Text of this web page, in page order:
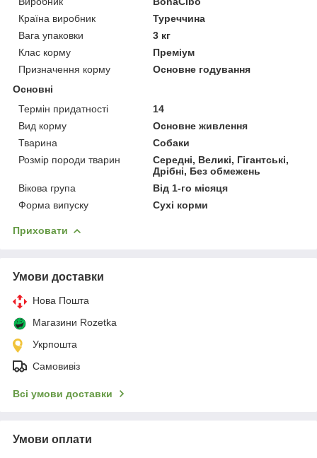
Країна виробник
Туреччина
Вага упаковки
3 кг
Клас корму
Преміум
Призначення корму
Основне годування
Основні
Термін придатності
14
Вид корму
Основне живлення
Тварина
Собаки
Розмір породи тварин
Середні, Великі, Гігантські,
Дрібні, Без обмежень
Вікова група
Від 1-го місяця
Форма випуску
Сухі корми
Приховати
Умови доставки
Нова Пошта
Магазини Rozetka
Укрпошта
Самовивіз
Всі умови доставки
Умови оплати